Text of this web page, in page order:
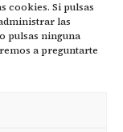
cookies. Si pulsas
las
pulsas ninguna
a preguntarte